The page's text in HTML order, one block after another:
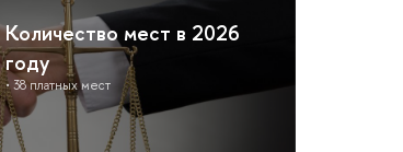
Количество мест в 2026
году
• 38 платных мест